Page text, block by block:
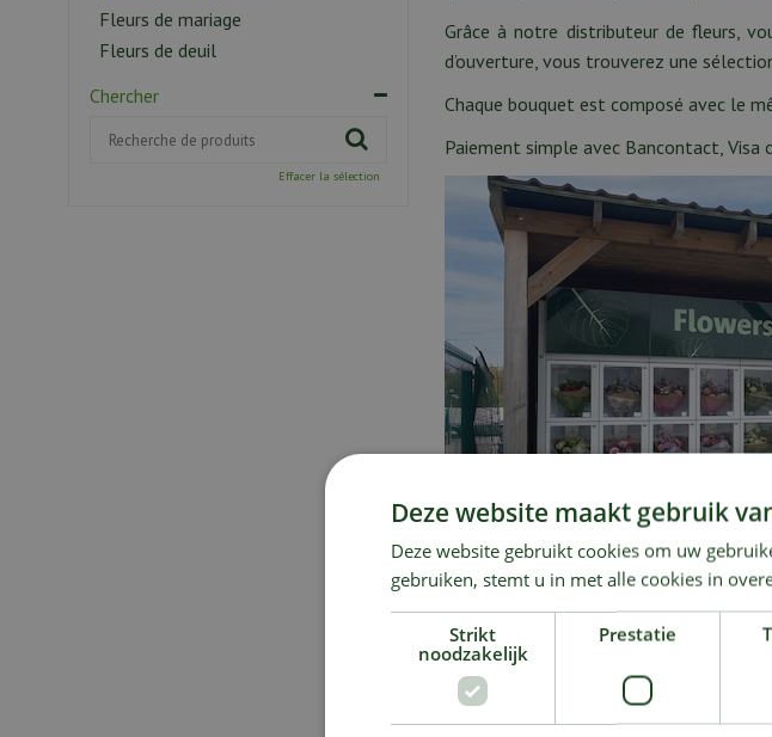
Grâce à notre distributeur de fleurs,
d’ouverture, vous trouverez une
Chaque bouquet est composé avec le
Paiement simple avec Bancontact, Visa
Aucun produit trouvé
Distributeur de fleurs
Fleurs de mariage
Fleurs de deuil
Chercher
Effacer la sélection
Deze website maakt gebruik
Deze website gebruikt cookies om uw
gebruiken, stemt u in met alle cookies in
Strikt
noodzakelijk
Prestatie